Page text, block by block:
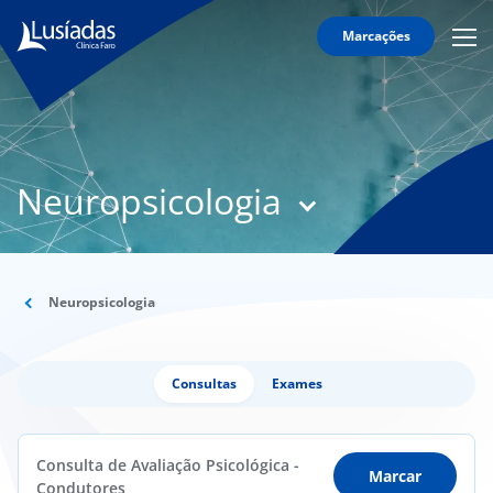
Marcações
Icon
Lusíadas
Hospitais
e
Clínicas
Clínico
Neuropsicologia
Neuropsicologia
Consultas Exames
Consulta de Avaliação Psicológica -
Condutores
Marcar